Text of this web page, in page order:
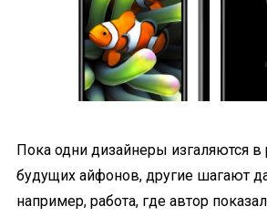
Пока одни дизайнеры изгаляются в
будущих айфонов, другие шагают
например, работа, где автор